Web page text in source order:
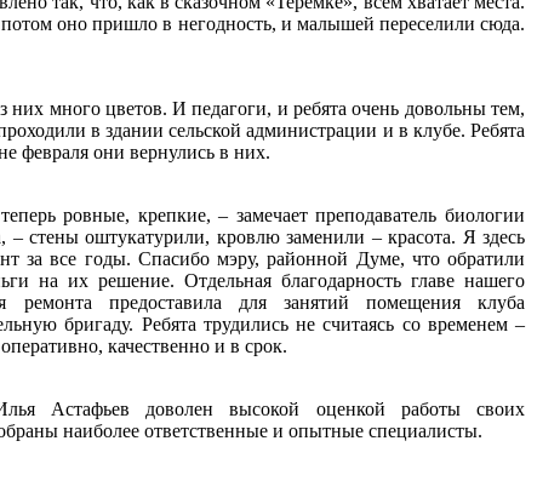
оно пришло в негодность, и малышей переселили сюда.
много цветов. И педагоги, и ребята очень довольны тем,
в здании сельской администрации и в клубе. Ребята
февраля они вернулись в них.
ровные, крепкие, – замечает преподаватель биологии
стены оштукатурили, кровлю заменили – красота. Я здесь
за все годы. Спасибо мэру, районной Думе, что обратили
на их решение. Отдельная благодарность главе нашего
ремонта предоставила для занятий помещения клуба
бригаду. Ребята трудились не считаясь со временем –
качественно и в срок.
Астафьев доволен высокой оценкой работы своих
наиболее ответственные и опытные специалисты.